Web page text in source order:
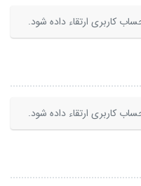
کاربری ارتقاء داده شود.
کاربری ارتقاء داده شود.